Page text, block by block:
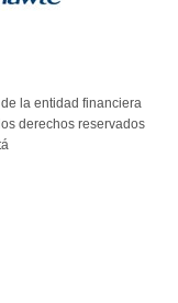
la entidad financiera
derechos reservados